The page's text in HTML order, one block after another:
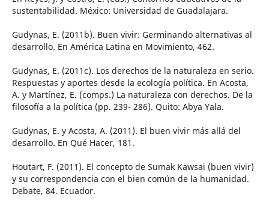
sustentabilidad. México: Universidad de Guadalajara.
Gudynas, E. (2011b). Buen vivir: Germinando alternativas al
desarrollo. En América Latina en Movimiento, 462.
Gudynas, E. (2011c). Los derechos de la naturaleza en serio.
Respuestas y aportes desde la ecología política. En Acosta,
A. y Martínez, E. (comps.) La naturaleza con derechos. De la
filosofía a la política (pp. 239- 286). Quito: Abya Yala.
Gudynas, E. y Acosta, A. (2011). El buen vivir más allá del
desarrollo. En Qué Hacer, 181.
Houtart, F. (2011). El concepto de Sumak Kawsai (buen vivir)
y su correspondencia con el bien común de la humanidad.
Debate, 84. Ecuador.